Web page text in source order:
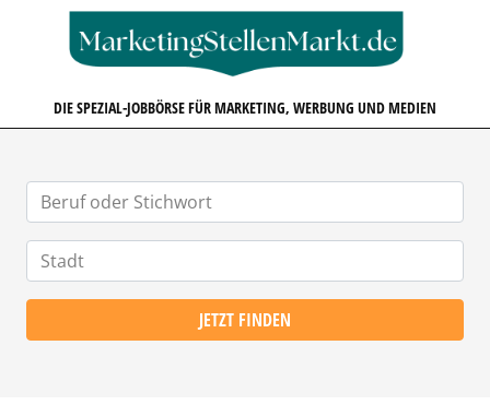
DIE SPEZIAL-JOBBÖRSE FÜR MARKETING, WERBUNG UND MEDIEN
JETZT FINDEN